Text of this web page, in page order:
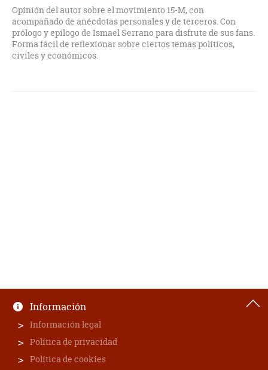
Opinión del autor sobre el movimiento 15-M, con
acompañado de anécdotas personales y de terceros. Con
prólogo y epílogo de Ismael Serrano para disfrute de sus fans.
Forma fácil de reflexionar sobre ciertos temas políticos,
civiles y económicos.
Información
Información legal
Política de privacidad
Política de cookies